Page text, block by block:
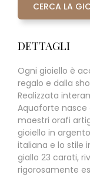
CERCA LA
DETTAGLI
Ogni gioiello è
regalo e dalla
Realizzata
Aquaforte nasce
maestri orafi
gioiello in
italiana e lo stile
giallo 23 carati,
rigorosamente